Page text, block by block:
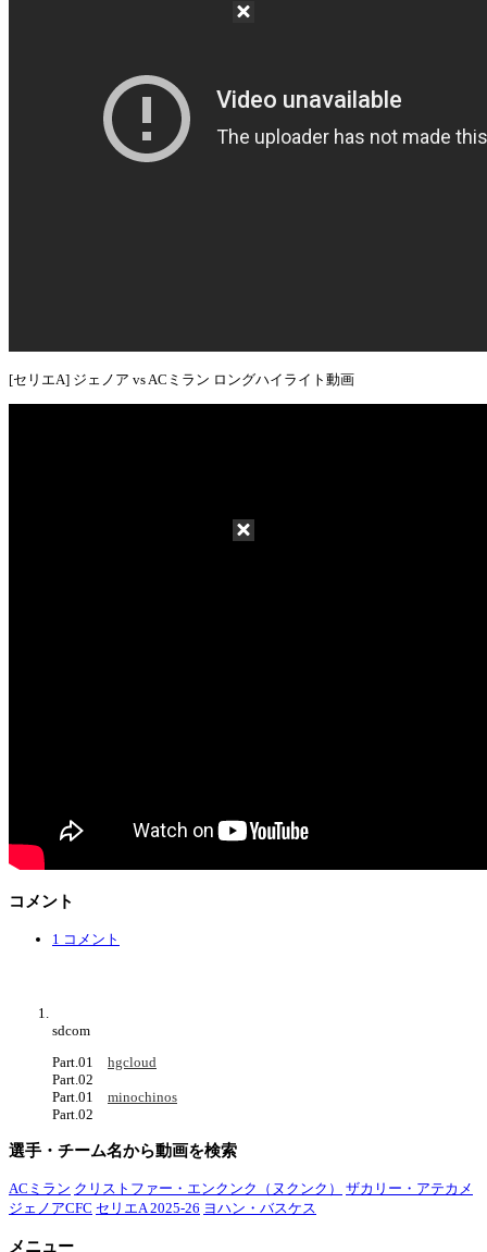
[セリエA] ジェノア vs ACミラン ロングハイライト動画
コメント
1 コメント
sdcom
Part.01 hgcloud
Part.02
Part.01 minochinos
Part.02
選手・チーム名から動画を検索
ACミラン クリストファー・エンクンク（ヌクンク）
ザカリー・アテカメ
ジェノアCFC セリエA 2025-26 ヨハン・バスケス
メニュー